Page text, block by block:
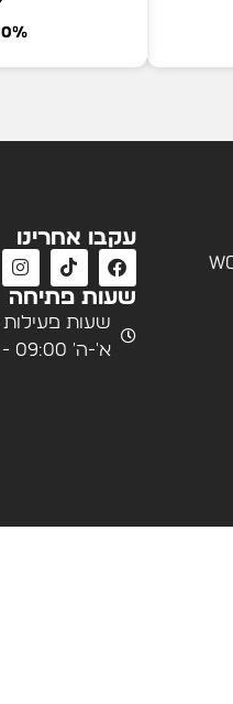
100%
עקבו אחרינו
שעות פתיחה
שעות פעילות
א'-ה' 09:00 - 18:00